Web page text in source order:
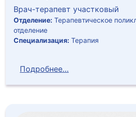
Врач-терапевт участковый
Отделение: Терапевтическое
отделение
Специализация: Терапия
Подробнее…